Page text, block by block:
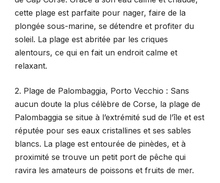
cette plage est parfaite pour nager, faire de la
plongée sous-marine, se détendre et profiter du
soleil. La plage est abritée par les criques
alentours, ce qui en fait un endroit calme et
relaxant.
2. Plage de Palombaggia, Porto Vecchio : Sans
aucun doute la plus célèbre de Corse, la plage de
Palombaggia se situe à l’extrémité sud de l’île et est
réputée pour ses eaux cristallines et ses sables
blancs. La plage est entourée de pinèdes, et à
proximité se trouve un petit port de pêche qui
ravira les amateurs de poissons et fruits de mer.